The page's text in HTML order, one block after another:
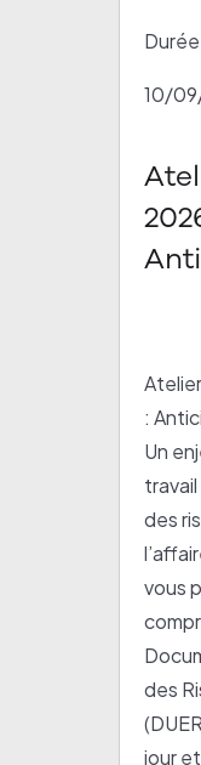
10/
2026 :
:
Un
des
vous
des
jour